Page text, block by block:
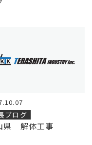
ブログ
県 解体工事